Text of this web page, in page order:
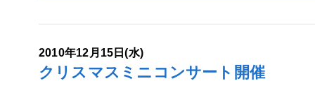
2010年12月15日(水)
クリスマスミニコンサート開催